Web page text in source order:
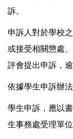
訴。
申訴人對於學校
或接受相關懲處
評會提出申訴，
依據學生申訴辦
學生申訴，應以
生事務處受理單位